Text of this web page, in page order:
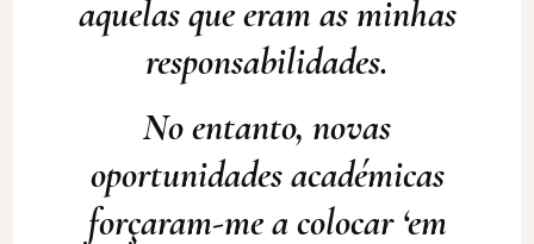
aquelas que eram as minhas
responsabilidades.
No entanto, novas
oportunidades académicas
forçaram-me a colocar ‘em